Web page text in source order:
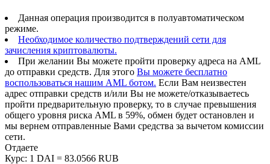
Данная операция производится в полуавтоматическом
режиме.
Необходимое количество подтверждений сети для
зачисления криптовалюты.
При желании Вы можете пройти проверку адреса на AML
до отправки средств. Для этого Вы можете бесплатно
воспользоваться нашим AML ботом. Если Вам неизвестен
адрес отправки средств и/или Вы не можете/отказываетесь
пройти предварительную проверку, то в случае превышения
общего уровня риска AML в 59%, обмен будет остановлен и
мы вернем отправленные Вами средства за вычетом комиссии
сети.
Отдаете
Курс: 1 DAI = 83.0566 RUB